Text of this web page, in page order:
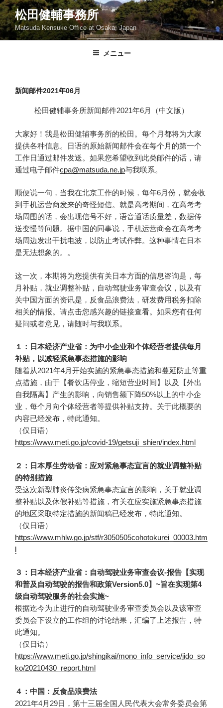
コ
ン
テ
ン
松田健輔事務所
Matsuda Kensuke Office at Osaka, Japan
メニュー
新闻邮件2021年06月
松田健辅事务所新闻邮件2021年6月（中文版）
大家好！我是松田健辅事务所的松田。每个月都将为大家
提供各种信息。日语的原始新闻邮件会在每个月的第一个
工作日通过邮件发送。如果您希望收到此类邮件的话，请
通过电子邮件cpa@matsuda.ne.jp与我联系。
顺便说一句，当我在北京工作的时候，每年6月份，就会收
到手机运营商发来的奇怪短信。就是高考期间，在高考考
场周围的话，会出现信号不好，语音通话质量差，数据传
送变慢等问题。据中国的同事说，手机运营商会在高考考
场周边发出干扰电波，以防止考试作弊。这种事情在日本
是无法想象的。。
这一次，本期将为您提供有关日本方面的信息咨询是，每
月补贴，就业调整补贴，自动驾驶业务审查会议，以及有
关中国方面的资讯是，反食品浪费法，研发费用税务扣除
相关的情报。请点击您感兴趣的链接查看。如果您有任何
疑问或者意见，请随时与我联系。
１：日本经济产业省：为中小企业和个体经营者提供每月
补贴，以减轻紧急事态措施的影响
随着从2021年4月开始实施的紧急事态措施和蔓延防止等重
点措施，由于【餐饮店停业，缩短营业时间】以及【外出
自我隔离】产生的影响，向销售额下降50%以上的中小企
业，每个月向个体经营者等提供补贴支持。关于此概要的
内容已经发布，特此通知。
（仅日语）
https://www.meti.go.jp/covid-19/getsuji_shien/index.html
２：日本厚生劳动省：应对紧急事态宣言的就业调整补贴
的特别措施
受这次新型肺炎传染病紧急事态宣言的影响，关于就业调
整补贴以及休假补贴等措施，有关在应实施紧急事态措施
的地区采取特定措施的新闻稿已经发布，特此通知。
（仅日语）
https://www.mhlw.go.jp/stf/r3050505cohotokurei_00003.htm
l
３：日本经济产业省：自动驾驶业务审查会议-报告【实现
和普及自动驾驶的报告和政策Version5.0】~旨在实现第4
级自动驾驶服务的社会实施~
根据迄今为止进行的自动驾驶业务审查委员会以及该审查
委员会下设立的工作组的讨论结果，汇编了上述报告，特
此通知。
（仅日语）
https://www.meti.go.jp/shingikai/mono_info_service/jido_so
ko/20210430_report.html
４：中国：反食品浪费法
2021年4月29日，第十三届全国人民代表大会常务委员会第